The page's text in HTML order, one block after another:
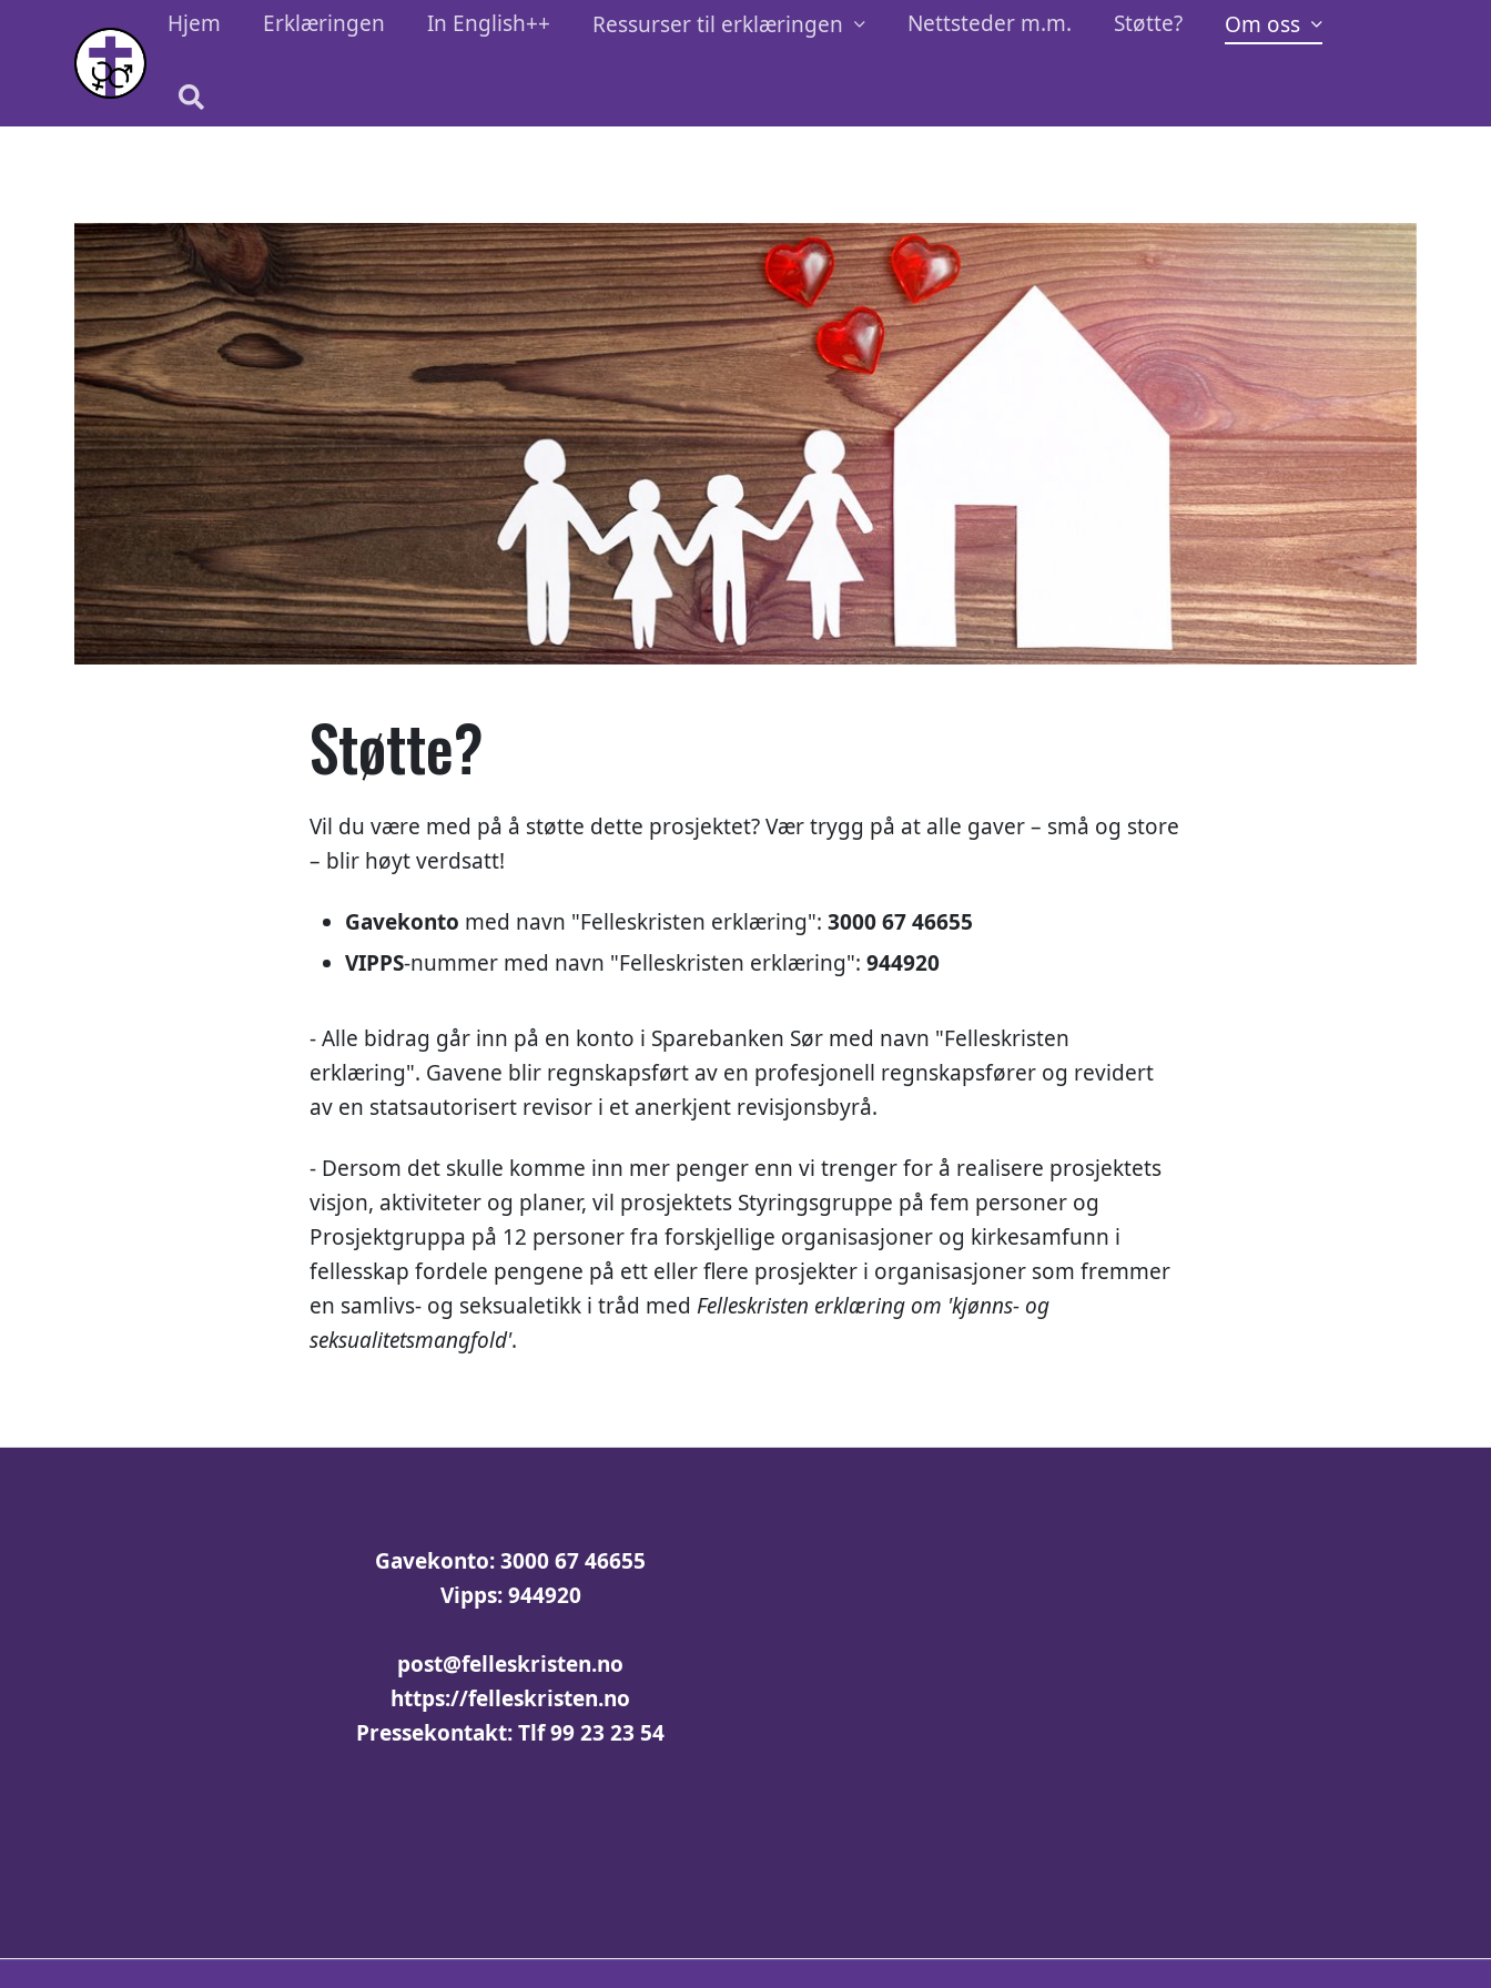
Hjem Erklæringen In English++ Ressurser til erklæringen Nettsteder m.m. Støtte? Om oss
Støtte?
Vil du være med på å støtte dette prosjektet? Vær trygg på at alle gaver – små og store
– blir høyt verdsatt!
Gavekonto med navn "Felleskristen erklæring": 3000 67 46655
VIPPS-nummer med navn "Felleskristen erklæring": 944920
- Alle bidrag går inn på en konto i Sparebanken Sør med navn "Felleskristen
erklæring". Gavene blir regnskapsført av en profesjonell regnskapsfører og revidert
av en statsautorisert revisor i et anerkjent revisjonsbyrå.
- Dersom det skulle komme inn mer penger enn vi trenger for å realisere prosjektets
visjon, aktiviteter og planer, vil prosjektets Styringsgruppe på fem personer og
Prosjektgruppa på 12 personer fra forskjellige organisasjoner og kirkesamfunn i
fellesskap fordele pengene på ett eller flere prosjekter i organisasjoner som fremmer
en samlivs- og seksualetikk i tråd med Felleskristen erklæring om 'kjønns- og
seksualitetsmangfold'.
Gavekonto: 3000 67 46655
Vipps:944920
post@felleskristen.no
https://felleskristen.no
Pressekontakt: Tlf 99 23 23 54